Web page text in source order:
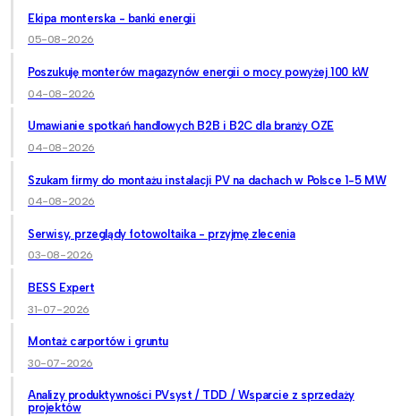
Ekipa monterska - banki energii
05-08-2026
Poszukuję monterów magazynów energii o mocy powyżej 100 kW
04-08-2026
Umawianie spotkań handlowych B2B i B2C dla branży OZE
04-08-2026
Szukam firmy do montażu instalacji PV na dachach w Polsce 1-5 MW
04-08-2026
Serwisy, przeglądy fotowoltaika - przyjmę zlecenia
03-08-2026
BESS Expert
31-07-2026
Montaż carportów i gruntu
30-07-2026
Analizy produktywności PVsyst / TDD / Wsparcie z sprzedaży
projektów